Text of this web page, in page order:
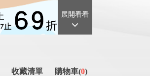
展開看看
收藏清單 購物車(0)